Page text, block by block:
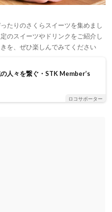
たりのさくらスイーツを集めまし
のスイーツやドリンクをご紹介し
を、ぜひ楽しんでみてください
人々を繋ぐ・STK Member’s
ロコサポーター